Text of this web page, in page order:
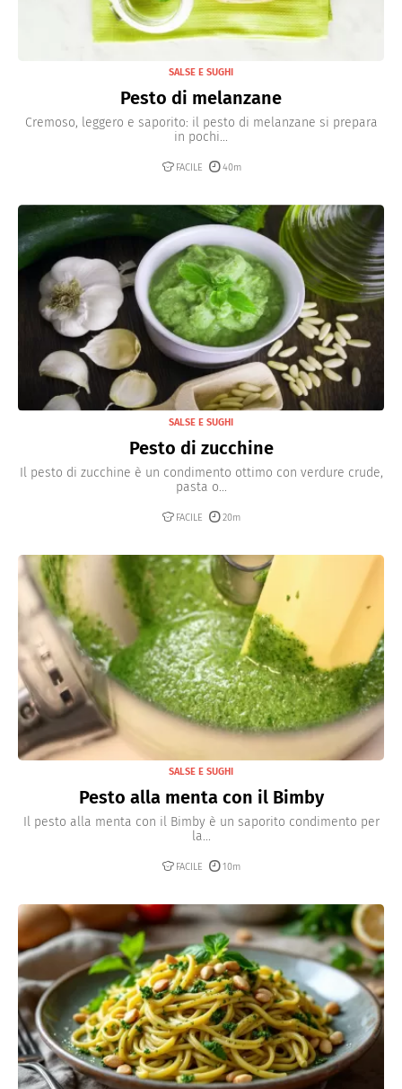
SALSE E SUGHI
Pesto di melanzane
Cremoso, leggero e saporito: il pesto di melanzane si prepara
in pochi...
FACILE 40m
SALSE E SUGHI
Pesto di zucchine
Il pesto di zucchine è un condimento ottimo con verdure crude,
pasta o...
FACILE 20m
SALSE E SUGHI
Pesto alla menta con il Bimby
Il pesto alla menta con il Bimby è un saporito condimento per
la...
FACILE 10m